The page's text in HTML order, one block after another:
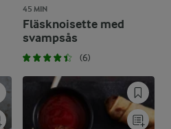
45 MIN
Fläsknoisette med
svampsås
(6)